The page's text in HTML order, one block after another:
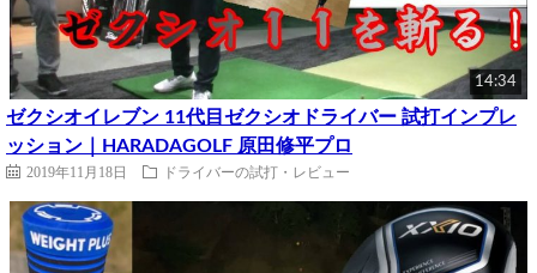
14:34
ゼクシオイレブン 11代目ゼクシオドライバー 試打インプレ
ッション｜HARADAGOLF 原田修平プロ
2019年11月18日 ドライバーの試打・レビュー